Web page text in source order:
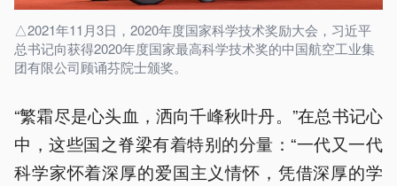
△2021年11月3日，2020年度国家科学技术奖励大会，习近平
总书记向获得2020年度国家最高科学技术奖的中国航空工业集
团有限公司顾诵芬院士颁奖。
“繁霜尽是心头血，洒向千峰秋叶丹。”在总书记心
中，这些国之脊梁有着特别的分量：“一代又一代
科学家怀着深厚的爱国主义情怀，凭借深厚的学